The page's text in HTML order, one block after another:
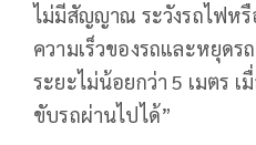
ไม่มีสัญญาณ ระวังรถไฟห
ความเร็วของรถและหยุดร
ระยะไม่น้อยกว่า 5 เมตร
ขับรถผ่านไปได้”